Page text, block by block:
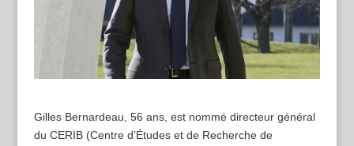
Gilles Bernardeau, 56 ans, est nommé directeur général
du CERIB (Centre d’Études et de Recherche de